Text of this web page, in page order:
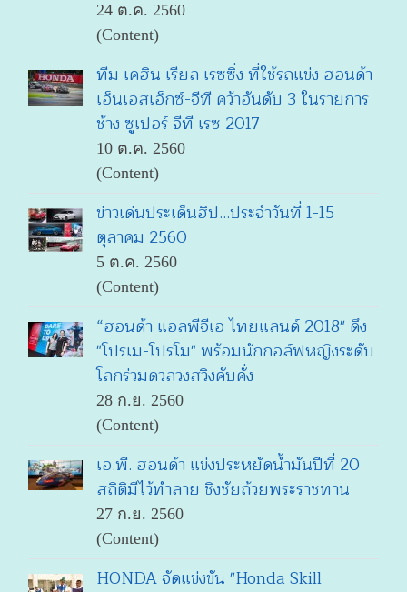
24 ต.ค. 2560
(Content)
ทีม เคฮิน เรียล เรซซิ่ง ที่ใช้รถแข่ง ฮอนด้า
เอ็นเอสเอ็กซ์-จีที คว้าอันดับ 3 ในรายการ
ช้าง ซูเปอร์ จีที เรซ 2017
10 ต.ค. 2560
(Content)
ข่าวเด่นประเด็นฮิป...ประจำวันที่ 1-15
ตุลาคม 2560
5 ต.ค. 2560
(Content)
“ฮอนด้า แอลพีจีเอ ไทยแลนด์ 2018" ดึง
"โปรเม-โปรโม" พร้อมนักกอล์ฟหญิงระดับ
โลกร่วมดวลวงสวิงคับคั่ง
28 ก.ย. 2560
(Content)
เอ.พี. ฮอนด้า แข่งประหยัดน้ำมันปีที่ 20
สถิติมีไว้ทำลาย ชิงชัยถ้วยพระราชทาน
27 ก.ย. 2560
(Content)
HONDA จัดแข่งขัน "Honda Skill